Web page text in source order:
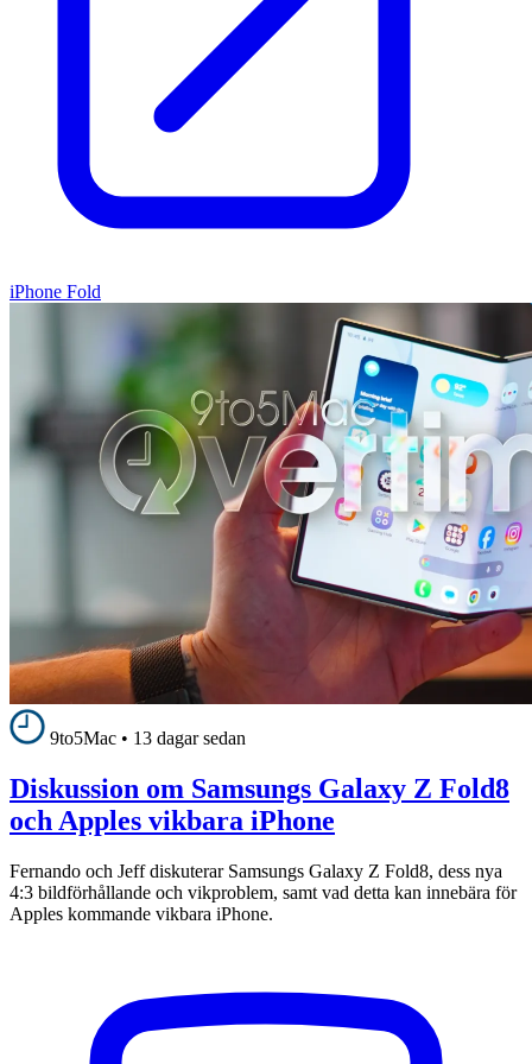
iPhone Fold
9to5Mac • 13 dagar sedan
Diskussion om Samsungs Galaxy Z Fold8
och Apples vikbara iPhone
Fernando och Jeff diskuterar Samsungs Galaxy Z Fold8, dess nya
4:3 bildförhållande och vikproblem, samt vad detta kan innebära för
Apples kommande vikbara iPhone.